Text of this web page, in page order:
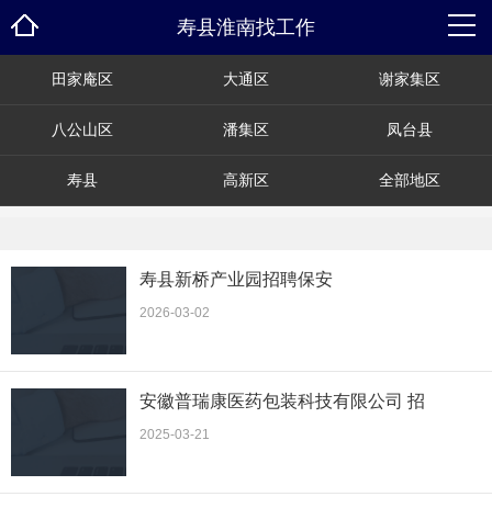
寿县淮南找工作
田家庵区 大通区 谢家集区
八公山区 潘集区 凤台县
寿县 高新区 全部地区
寿县新桥产业园招聘保安
2026-03-02
安徽普瑞康医药包装科技有限公司 招
2025-03-21